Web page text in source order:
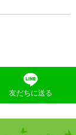
友だちに送る